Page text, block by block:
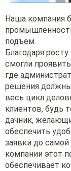
Наша компания
подъем.
Благодаря
смогли
где
решения
весь цикл
клиентов, будь
дачник,
обеспечить
заявки до
компании этот
обеспечивает